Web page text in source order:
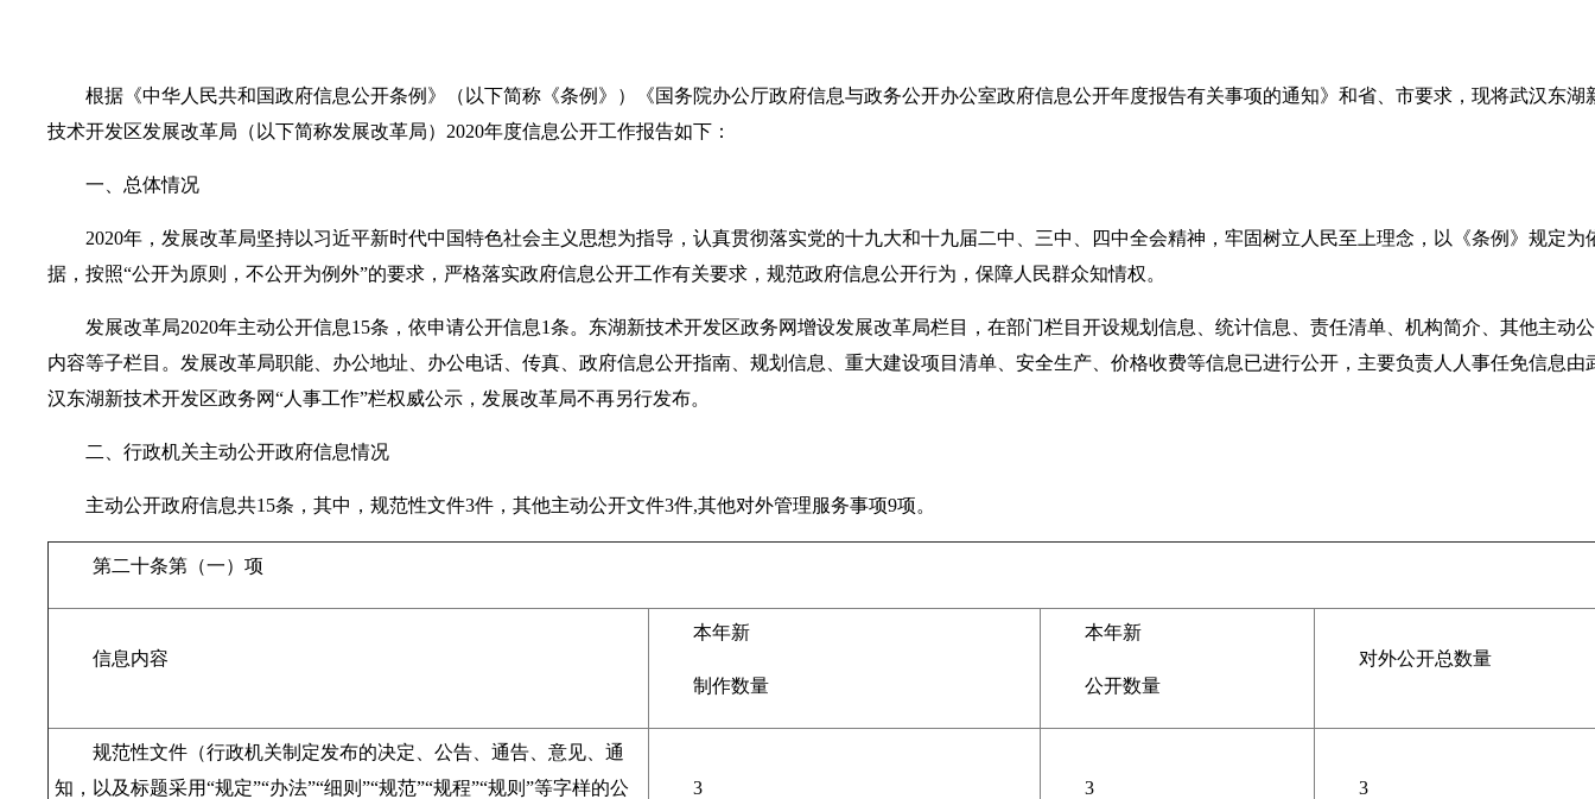
根据《中华人民共和国政府信息公开条例》（以下简称《条例》）《国务院办公厅政府信息与政务公开办公室政府信息公开年度报告有关事项的通知》和省、市要求，现将武汉东湖
技术开发区发展改革局（以下简称发展改革局）2020年度信息公开工作报告如下：
一、总体情况
2020年，发展改革局坚持以习近平新时代中国特色社会主义思想为指导，认真贯彻落实党的十九大和十九届二中、三中、四中全会精神，牢固树立人民至上理念，以《条例》规定为
据，按照“公开为原则，不公开为例外”的要求，严格落实政府信息公开工作有关要求，规范政府信息公开行为，保障人民群众知情权。
发展改革局2020年主动公开信息15条，依申请公开信息1条。东湖新技术开发区政务网增设发展改革局栏目，在部门栏目开设规划信息、统计信息、责任清单、机构简介、其他主动
内容等子栏目。发展改革局职能、办公地址、办公电话、传真、政府信息公开指南、规划信息、重大建设项目清单、安全生产、价格收费等信息已进行公开，主要负责人人事任免信息由
汉东湖新技术开发区政务网“人事工作”栏权威公示，发展改革局不再另行发布。
二、行政机关主动公开政府信息情况
主动公开政府信息共15条，其中，规范性文件3件，其他主动公开文件3件,其他对外管理服务事项9项。
第二十条第（一）项
信息内容
本年新
制作数量
本年新
公开数量
对外公开总数量
规范性文件（行政机关制定发布的决定、公告、通告、意见、通
知，以及标题采用“规定”“办法”“细则”“规范”“规程”“规则”等字样的公
3 3 3